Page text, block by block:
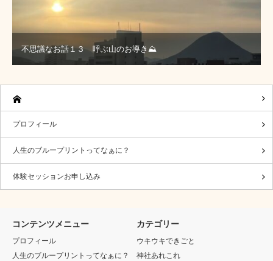
不思議なお話１３ 呼ぶ山のお導き⛰️
プロフィール
人生のブループリントってなぁに？
体験セッションお申し込み
コンテンツメニュー
プロフィール
人生のブループリントってなぁに？
カテゴリー
ウキウキできごと
神社あれこれ